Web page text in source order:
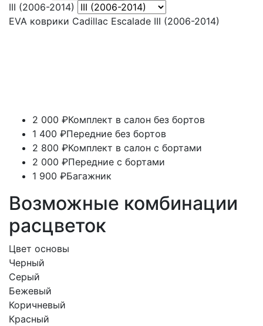
III (2006-2014)
EVA коврики Cadillac Escalade III (2006-2014)
2 000 ₽Комплект в салон без бортов
1 400 ₽Передние без бортов
2 800 ₽Комплект в салон с бортами
2 000 ₽Передние с бортами
1 900 ₽Багажник
Возможные комбинации
расцветок
Цвет основы
Черный
Серый
Бежевый
Коричневый
Красный